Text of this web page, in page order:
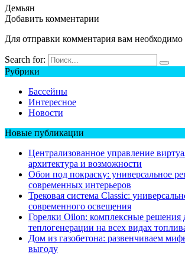
Демьян
Добавить комментарии
Для отправки комментария вам необходимо
Search for:
Рубрики
Бассейны
Интересное
Новости
Новые публикации
Централизованное управление
архитектура и возможности
Обои под покраску: универсальное
современных интерьеров
Трековая система Classic:
современного освещения
Горелки Oilon: комплексные решения
теплогенерации на всех видах
Дом из газобетона: развенчиваем
выгоду